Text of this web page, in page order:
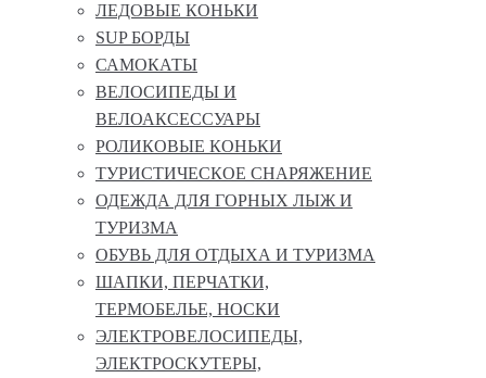
ЛЕДОВЫЕ КОНЬКИ
SUP БОРДЫ
САМОКАТЫ
ВЕЛОСИПЕДЫ И
ВЕЛОАКСЕССУАРЫ
РОЛИКОВЫЕ КОНЬКИ
ТУРИСТИЧЕСКОЕ СНАРЯЖЕНИЕ
ОДЕЖДА ДЛЯ ГОРНЫХ ЛЫЖ И
ТУРИЗМА
ОБУВЬ ДЛЯ ОТДЫХА И ТУРИЗМА
ШАПКИ, ПЕРЧАТКИ,
ТЕРМОБЕЛЬЕ, НОСКИ
ЭЛЕКТРОВЕЛОСИПЕДЫ,
ЭЛЕКТРОСКУТЕРЫ,